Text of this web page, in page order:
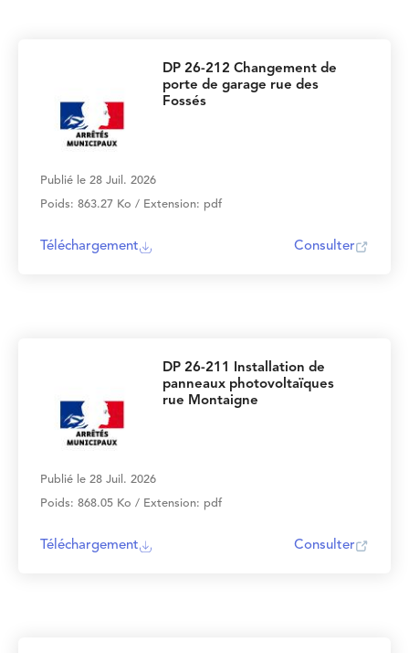
DP 26-212 Changement de
porte de garage rue des
Fossés
Publié le 28 Juil. 2026
Poids: 863.27 Ko / Extension: pdf
Téléchargement Consulter
DP 26-211 Installation de
panneaux photovoltaïques
rue Montaigne
Publié le 28 Juil. 2026
Poids: 868.05 Ko / Extension: pdf
Téléchargement Consulter